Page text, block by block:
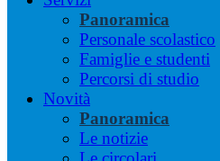
Panoramica
Personale scolastico
Famiglie e studenti
Percorsi di studio
Novità
Panoramica
Le notizie